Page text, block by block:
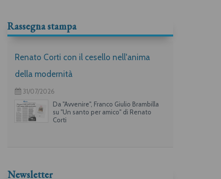
Rassegna stampa
Renato Corti con il cesello nell'anima
della modernità
31/07/2026
Da "Avvenire", Franco Giulio Brambilla
su "Un santo per amico" di Renato
Corti
Newsletter